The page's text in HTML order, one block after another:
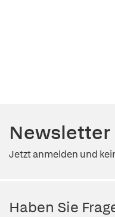
Newsletter
Jetzt anmelden und
Haben Sie